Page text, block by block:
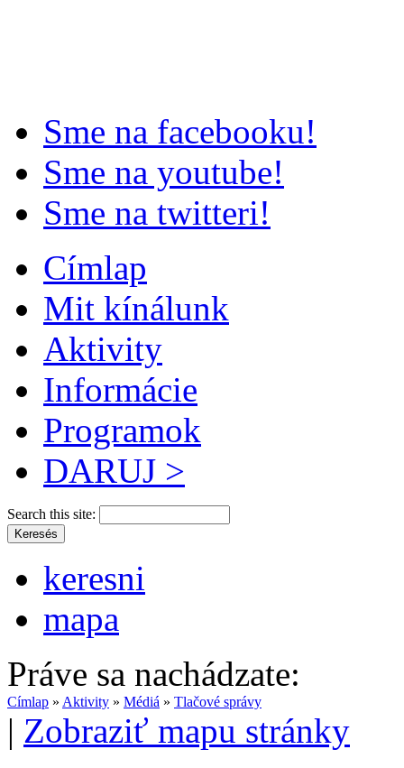
Sme na facebooku!
Sme na youtube!
Sme na twitteri!
Címlap
Mit kínálunk
Aktivity
Informácie
Programok
DARUJ >
Search this site:
keresni
mapa
Práve sa nachádzate:
Címlap » Aktivity » Médiá » Tlačové správy
| Zobraziť mapu stránky